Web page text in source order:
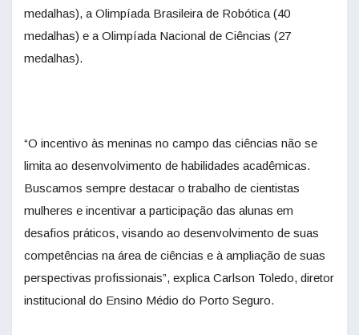
medalhas), a Olimpíada Brasileira de Robótica (40
medalhas) e a Olimpíada Nacional de Ciências (27
medalhas).
“O incentivo às meninas no campo das ciências não se
limita ao desenvolvimento de habilidades acadêmicas.
Buscamos sempre destacar o trabalho de cientistas
mulheres e incentivar a participação das alunas em
desafios práticos, visando ao desenvolvimento de suas
competências na área de ciências e à ampliação de suas
perspectivas profissionais”, explica Carlson Toledo, diretor
institucional do Ensino Médio do Porto Seguro.